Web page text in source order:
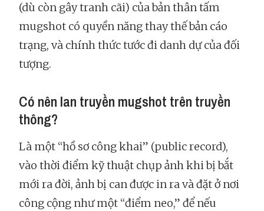
(dù còn gây tranh cãi) của bản thân tấm
mugshot có quyền năng thay thế bản cáo
trạng, và chính thức tước đi danh dự của đối
tượng.
Có nên lan truyền mugshot trên truyền
thông?
Là một “hồ sơ công khai” (public record),
vào thời điểm kỹ thuật chụp ảnh khi bị bắt
mới ra đời, ảnh bị can được in ra và đặt ở nơi
công cộng như một “điểm neo,” để nếu